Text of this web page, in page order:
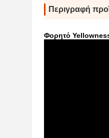
Περιγραφή
Φορητό